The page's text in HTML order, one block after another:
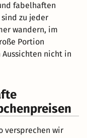
fabelhaften
zu jeder
wandern, im
Portion
nicht in
versprechen wir